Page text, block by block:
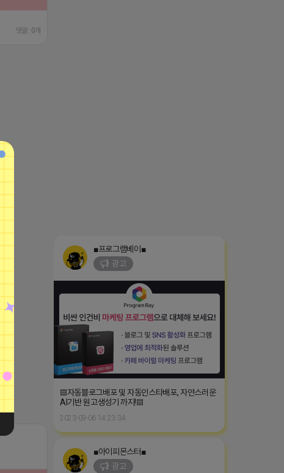
댓글: 0개
■프로그램베이■
광고
▤자동블로그배포 및 자동인스타배포, 자연스러운
AI기반 원고생성기 까지!▤
2023-09-06 14:23:34
■아이피몬스터■
광고